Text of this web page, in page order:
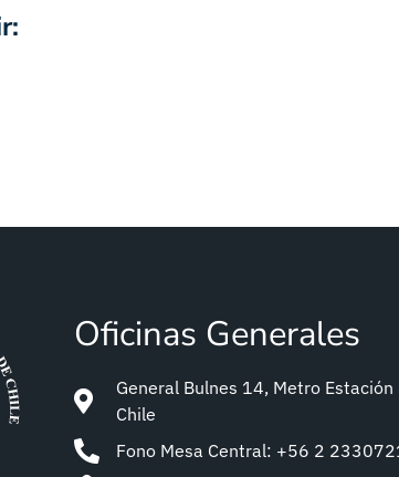
Oficinas Generales
General Bulnes 14, Metro
Chile
Fono Mesa Central: +56 2